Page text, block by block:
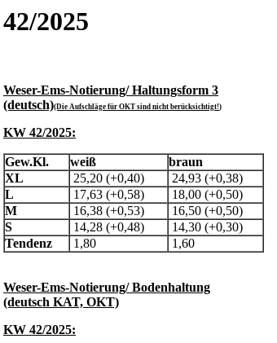
42/2025
Weser-Ems-Notierung/ Haltungsform 3
(deutsch)(Die Aufschläge für OKT sind nicht berücksichtigt!)
KW 42/2025:
Gew.Kl. weiß
braun
XL
25,20 (+0,40)
24,93 (+0,38)
L
17,63 (+0,58)
18,00 (+0,50)
M
16,38 (+0,53)
16,50 (+0,50)
S
14,28 (+0,48)
14,30 (+0,30)
Tendenz
1,80 1,60
Weser-Ems-Notierung/ Bodenhaltung
(deutsch KAT, OKT)
KW 42/2025: